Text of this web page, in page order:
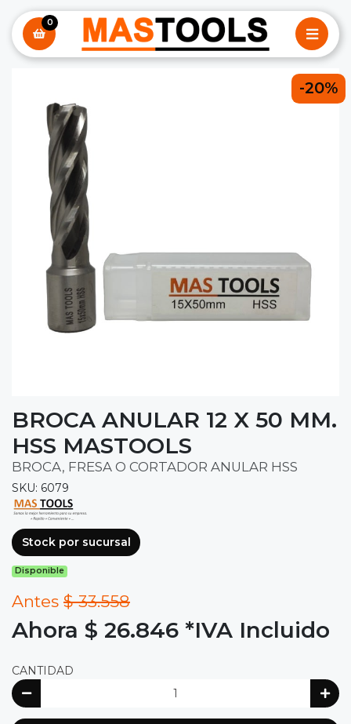
0
-20%
BROCA ANULAR 12 X 50 MM.
HSS MASTOOLS
BROCA, FRESA O CORTADOR ANULAR HSS
SKU: 6079
Stock por sucursal
Disponible
Antes $ 33.558
Ahora $ 26.846 *IVA Incluido
CANTIDAD